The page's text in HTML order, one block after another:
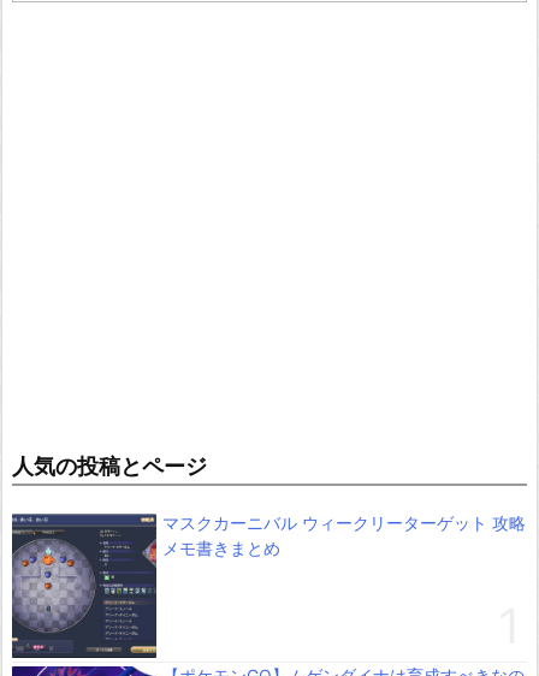
人気の投稿とページ
マスクカーニバル ウィークリーターゲット 攻略
メモ書きまとめ